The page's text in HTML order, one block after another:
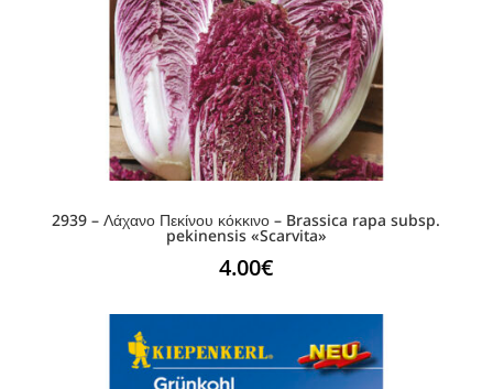
2939 – Λάχανο Πεκίνου κόκκινο – Brassica rapa subsp.
pekinensis «Scarvita»
4.00€